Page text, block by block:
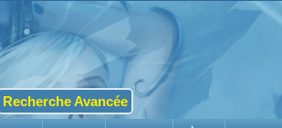
Recherche Avancée